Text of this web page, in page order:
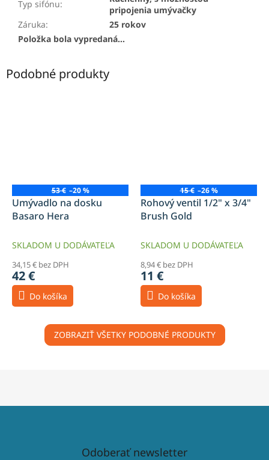
Typ sifónu:
pripojenia umývačky
Záruka:
25 rokov
Položka bola vypredaná…
Podobné produkty
53 € –20 %
Umývadlo na dosku
Basaro Hera
SKLADOM U DODÁVATEĽA
34,15 € bez DPH
42 €
Do košíka
15 € –26 %
Rohový ventil 1/2" x 3/4"
Brush Gold
SKLADOM U DODÁVATEĽA
8,94 € bez DPH
11 €
Do košíka
ZOBRAZIŤ VŠETKY PODOBNÉ PRODUKTY
Odoberať newsletter